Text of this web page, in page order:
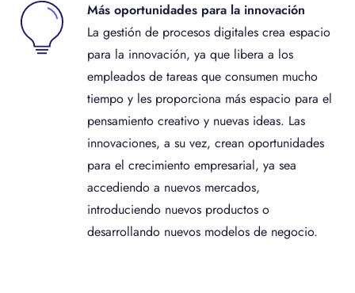
Más oportunidades para la innovación
La gestión de procesos digitales crea espacio
para la innovación, ya que libera a los
empleados de tareas que consumen mucho
tiempo y les proporciona más espacio para el
pensamiento creativo y nuevas ideas. Las
innovaciones, a su vez, crean oportunidades
para el crecimiento empresarial, ya sea
accediendo a nuevos mercados,
introduciendo nuevos productos o
desarrollando nuevos modelos de negocio.